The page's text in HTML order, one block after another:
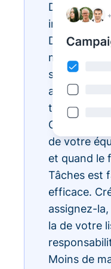
Des listes
Donorbox
maintenant
simplifier
tout au sein
CRM, pour
de votre
et quand le
Tâches est
efficace.
assignez-
la de votre
Moins de